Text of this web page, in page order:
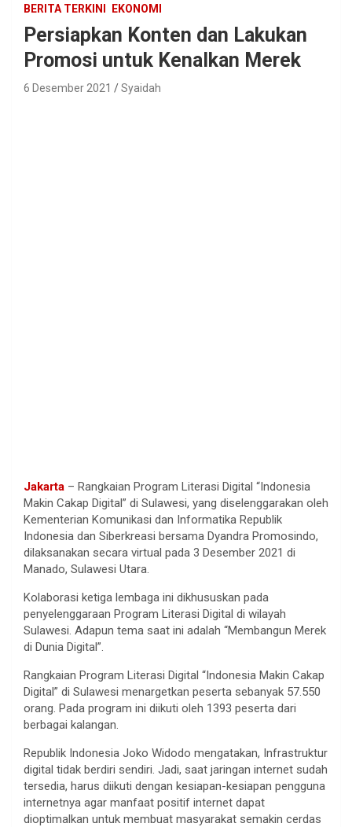
BERITA TERKINI EKONOMI
Persiapkan Konten dan Lakukan
Promosi untuk Kenalkan Merek
6 Desember 2021 Syaidah
Jakarta – Rangkaian Program Literasi Digital “Indonesia
Makin Cakap Digital” di Sulawesi, yang diselenggarakan oleh
Kementerian Komunikasi dan Informatika Republik
Indonesia dan Siberkreasi bersama Dyandra Promosindo,
dilaksanakan secara virtual pada 3 Desember 2021 di
Manado, Sulawesi Utara.
Kolaborasi ketiga lembaga ini dikhususkan pada
penyelenggaraan Program Literasi Digital di wilayah
Sulawesi. Adapun tema saat ini adalah “Membangun Merek
di Dunia Digital”.
Rangkaian Program Literasi Digital “Indonesia Makin Cakap
Digital” di Sulawesi menargetkan peserta sebanyak 57.550
orang. Pada program ini diikuti oleh 1393 peserta dari
berbagai kalangan.
Republik Indonesia Joko Widodo mengatakan, Infrastruktur
digital tidak berdiri sendiri. Jadi, saat jaringan internet sudah
tersedia, harus diikuti dengan kesiapan-kesiapan pengguna
internetnya agar manfaat positif internet dapat
dioptimalkan untuk membuat masyarakat semakin cerdas